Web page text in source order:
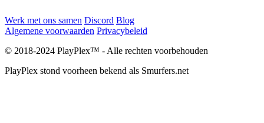
Werk met ons samen Discord Blog
Algemene voorwaarden Privacybeleid
© 2018-2024 PlayPlex™ - Alle rechten voorbehouden
PlayPlex stond voorheen bekend als Smurfers.net